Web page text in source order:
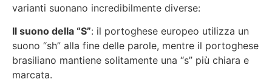
varianti suonano incredibilmente diverse:
Il suono della “S”: il portoghese europeo utilizza un
suono “sh” alla fine delle parole, mentre il portoghese
brasiliano mantiene solitamente una “s” più chiara e
marcata.